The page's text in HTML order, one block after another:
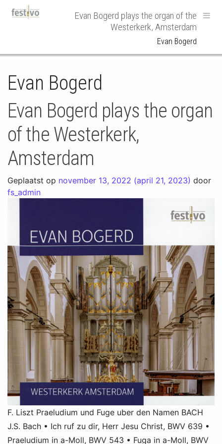
HoofdnavigatieEvan Bogerd plays the organ of the
Westerkerk, Amsterdam
Evan Bogerd
Evan Bogerd
Evan Bogerd plays the organ
of the Westerkerk,
Amsterdam
Geplaatst op november 13, 2022 (april 21, 2023) door
fs_admin
F. Liszt Praeludium und Fuge uber den Namen BACH
J.S. Bach • Ich ruf zu dir, Herr Jesu Christ, BWV 639 •
Praeludium in a-Moll, BWV 543 • Fuga in a-Moll, BWV